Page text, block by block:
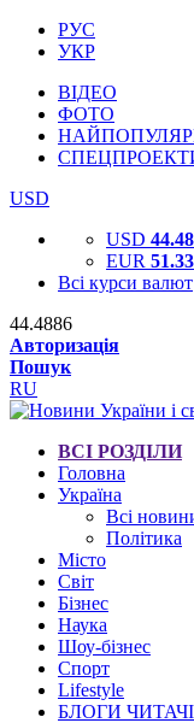
РУС
УКР
ВІДЕО
ФОТО
USD
USD
EUR
Всі курси валют
44.4886
Авторизація
Пошук
RU
ВСІ РОЗДІЛИ
Головна
Україна
Всі
Політика
Місто
Світ
Бізнес
Наука
Шоу-бізнес
Спорт
Lifestyle
БЛОГИ